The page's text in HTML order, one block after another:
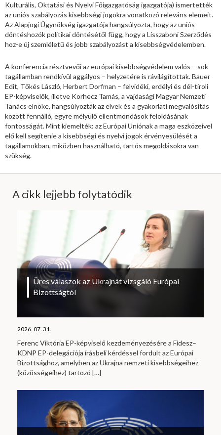
Kulturális, Oktatási és Nyelvi Főigazgatóság igazgatója) ismertették
az uniós szabályozás kisebbségi jogokra vonatkozó releváns elemeit.
Az Alapjogi Ügynökség igazgatója hangsúlyozta, hogy az uniós
döntéshozók politikai döntésétől függ, hogy a Lisszaboni Szerződés
hoz-e új szemléletű és jobb szabályozást a kisebbségvédelemben.
A konferencia résztvevői az európai kisebbségvédelem valós – sok
tagállamban rendkívül aggályos – helyzetére is rávilágítottak. Bauer
Edit, Tőkés László, Herbert Dorfman – felvidéki, erdélyi és dél-tiroli
EP-képviselők, illetve Korhecz Tamás, a vajdasági Magyar Nemzeti
Tanács elnöke, hangsúlyozták az elvek és a gyakorlati megvalósítás
között fennálló, egyre mélyülő ellentmondások feloldásának
fontosságát. Mint kiemelték: az Európai Uniónak a maga eszközeivel
elő kell segítenie a kisebbségi és nyelvi jogok érvényesülését a
tagállamokban, miközben használható, tartós megoldásokra van
szükség.
A cikk lejjebb folytatódik
Üres válaszok az Ukrajnát vizsgáló Európai
Bizottságtól
2026. 07. 31.
Ferenc Viktória EP-képviselő kezdeményezésére a Fidesz–
KDNP EP-delegációja írásbeli kérdéssel fordult az Európai
Bizottsághoz, amelyben az Ukrajna nemzeti kisebbségeihez
(közösségeihez) tartozó […]